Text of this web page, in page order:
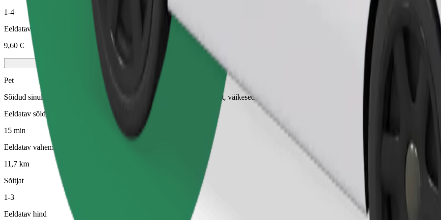
1-4
Eeldatav hind
9,60 €
Pet
Sõidud sinule ja sinu lemmikloomale. Koerad peavad kandma korvõret, väikesed loomad vajavad kandekorvi ning istmed tuleb kaitsta
Eeldatav sõiduaeg
15 min
Eeldatav vahemaa
11,7 km
Sõitjat
1-3
Eeldatav hind